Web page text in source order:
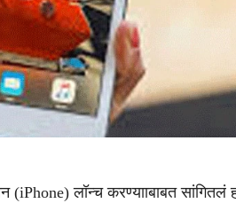
(iPhone) लॉन्च करण्यााबाबत